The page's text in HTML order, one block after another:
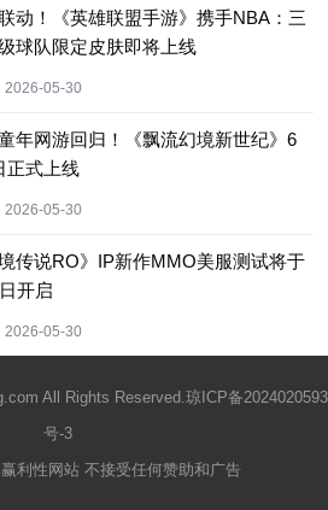
动！《英雄联盟手游》携手NBA：三
球队限定皮肤即将上线
2026-05-30
年网游回归！《飘流幻境新世纪》6
正式上线
2026-05-30
境传说RO》IP新作MMO美服测试将于
开启
2026-05-30
All Rights Reserved. 琼ICP备2024020593
号-3
利性网站 不接受任何赞助和广告